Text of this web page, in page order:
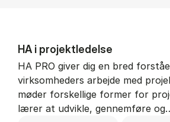
HA i pro­jekt­le­del­se
HA PRO giver dig en bred
virksomheders arbejde med
møder forskellige former for
lærer at udvikle, gennemføre